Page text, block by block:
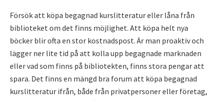
Försök att köpa begagnad kurslitteratur eller låna från
biblioteket om det finns möjlighet. Att köpa helt nya
böcker blir ofta en stor kostnadspost. Är man proaktiv och
lägger ner lite tid på att kolla upp begagnade marknaden
eller vad som finns på bibliotekten, finns stora pengar att
spara. Det finns en mängd bra forum att köpa begagnad
kurslitteratur ifrån, både från privatpersoner eller företag,